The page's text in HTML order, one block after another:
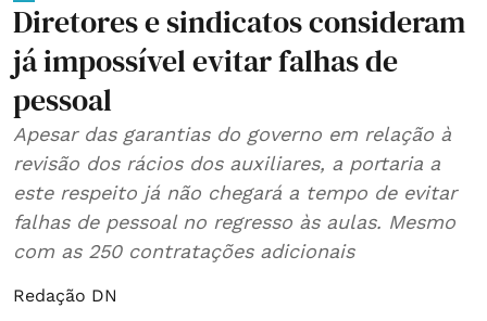
Diretores e sindicatos consideram
já impossível evitar falhas de
pessoal
Apesar das garantias do governo em relação à
revisão dos rácios dos auxiliares, a portaria a
este respeito já não chegará a tempo de evitar
falhas de pessoal no regresso às aulas. Mesmo
com as 250 contratações adicionais
Redação DN